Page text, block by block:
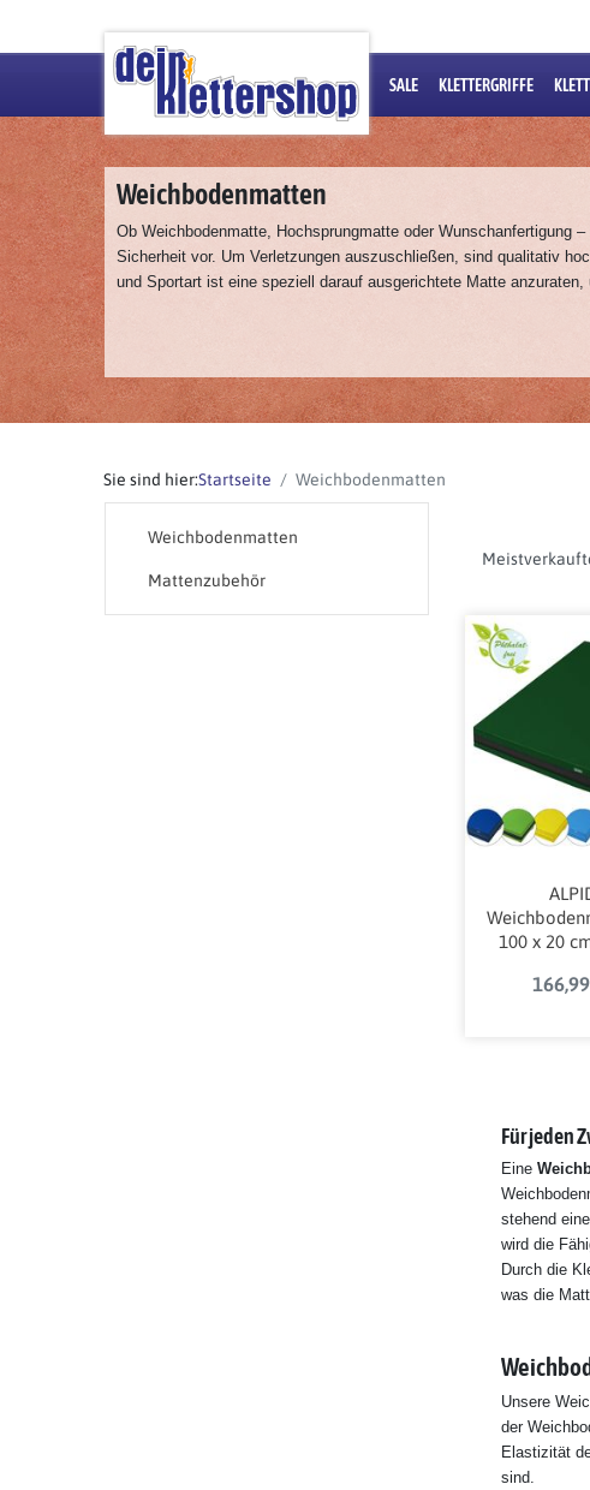
SALE KLETTERGRIFFE
Weichbodenmatten
Ob Weichbodenmatte, Hochsprungmatte oder Wunschanfertigung –
Sicherheit vor. Um Verletzungen auszuschließen, sind qualitativ
und Sportart ist eine speziell darauf ausgerichtete Matte
Sie sind hier:Startseite Weichbodenmatten
Weichbodenmatten
Mattenzubehör
100 x 20
Für jeden
Eine
stehend
wird die
Durch die
was die
Unsere
der
Elastizität
sind.